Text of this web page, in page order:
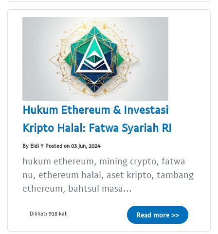
Hukum Ethereum & Investasi
Kripto Halal: Fatwa Syariah RI
By Eldi Y Posted on 03 Jun, 2024
hukum ethereum, mining crypto, fatwa
nu, ethereum halal, aset kripto, tambang
ethereum, bahtsul masa...
Dilihat: 918 kali Read more >>